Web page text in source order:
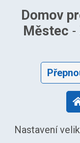
Domov
Městec -
Nastavení